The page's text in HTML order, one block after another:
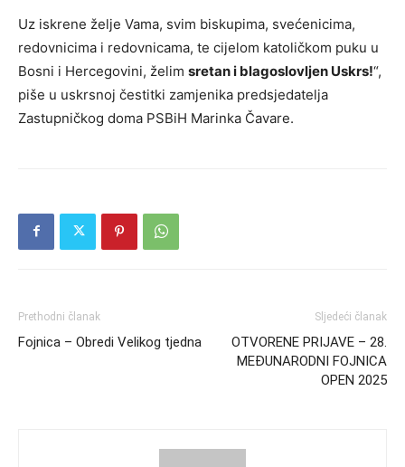
Uz iskrene želje Vama, svim biskupima, svećenicima,
redovnicima i redovnicama, te cijelom katoličkom puku u
Bosni i Hercegovini, želim sretan i blagoslovljen Uskrs!“,
piše u uskrsnoj čestitki zamjenika predsjedatelja
Zastupničkog doma PSBiH Marinka Čavare.
Prethodni članak
Fojnica – Obredi Velikog tjedna
Sljedeći članak
OTVORENE PRIJAVE – 28.
MEĐUNARODNI FOJNICA
OPEN 2025